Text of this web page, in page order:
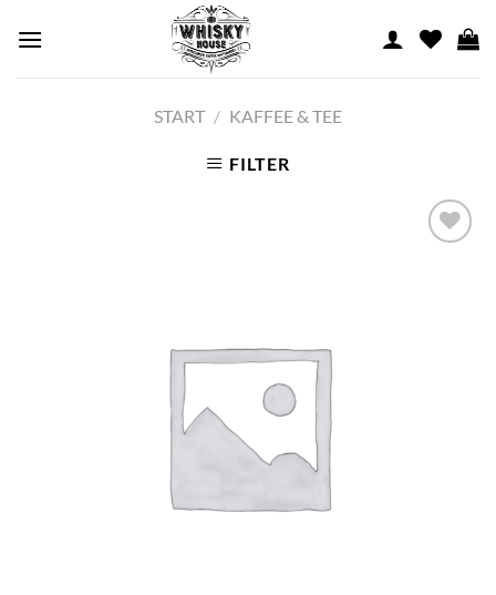
START / KAFFEE & TEE
FILTER